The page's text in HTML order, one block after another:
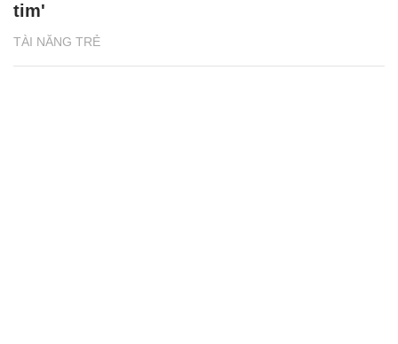
TÀI NĂNG TRẺ
tim'